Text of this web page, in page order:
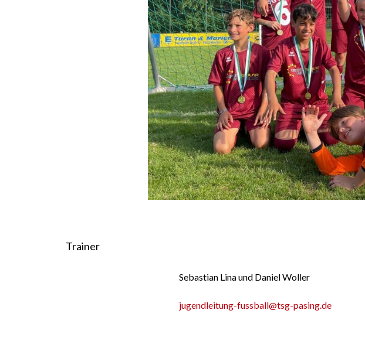
Trainer
Sebastian Lina und Daniel Woller
jugendleitung-fussball@tsg-pasing.de